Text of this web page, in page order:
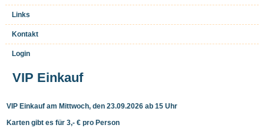
Links
Kontakt
Login
VIP Einkauf
VIP Einkauf am Mittwoch, den 23.09.2026 ab 15 Uhr
Karten gibt es für 3,- € pro Person